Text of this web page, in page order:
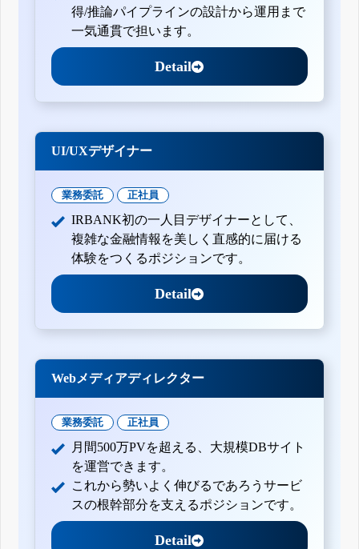
得/推論パイプラインの設計から運用まで
一気通貫で担います。
Detail
UI/UXデザイナー
業務委託 正社員
IRBANK初の一人目デザイナーとして、
複雑な金融情報を美しく直感的に届ける
体験をつくるポジションです。
Detail
Webメディアディレクター
業務委託 正社員
月間500万PVを超える、大規模DBサイト
を運営できます。
これから勢いよく伸びるであろうサービ
スの根幹部分を支えるポジションです。
Detail